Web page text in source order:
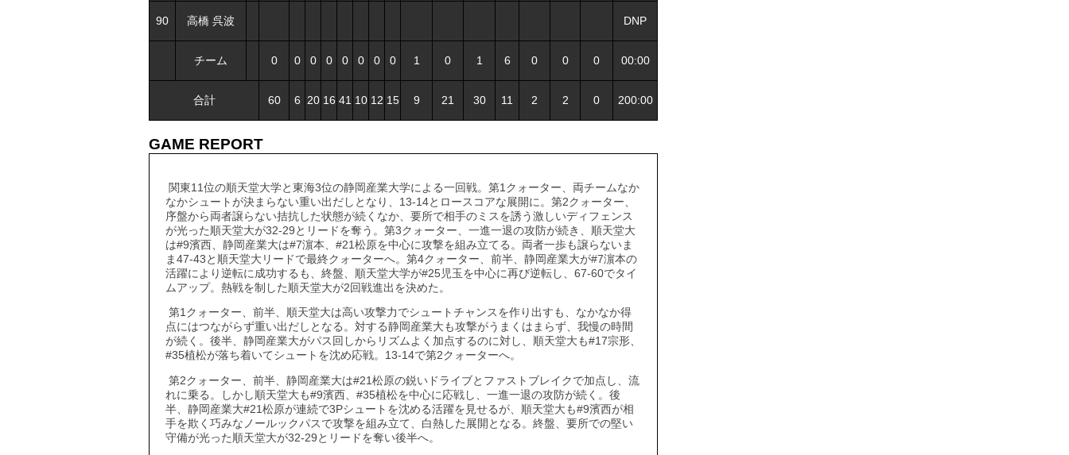
90 高橋 呉波 DNP
チーム 0 0 0 0 0 0 0 0 1 0 1 6 0 0 0 00:00
合計 60 6 20 16 41 10 12 15 9 21 30 11 2 2 0 200:00
GAME REPORT
関東11位の順天堂大学と東海3位の静岡産業大学による一回戦。第1クォーター、両チームなか
なかシュートが決まらない重い出だしとなり、13-14とロースコアな展開に。第2クォーター、
序盤から両者譲らない拮抗した状態が続くなか、要所で相手のミスを誘う激しいディフェンス
が光った順天堂大が32-29とリードを奪う。第3クォーター、一進一退の攻防が続き、順天堂大
は#9濱西、静岡産業大は#7濵本、#21松原を中心に攻撃を組み立てる。両者一歩も譲らないま
ま47-43と順天堂大リードで最終クォーターへ。第4クォーター、前半、静岡産業大が#7濵本の
活躍により逆転に成功するも、終盤、順天堂大学が#25児玉を中心に再び逆転し、67-60でタイ
ムアップ。熱戦を制した順天堂大が2回戦進出を決めた。
第1クォーター、前半、順天堂大は高い攻撃力でシュートチャンスを作り出すも、なかなか得
点にはつながらず重い出だしとなる。対する静岡産業大も攻撃がうまくはまらず、我慢の時間
が続く。後半、静岡産業大がパス回しからリズムよく加点するのに対し、順天堂大も#17宗形、
#35植松が落ち着いてシュートを沈め応戦。13-14で第2クォーターへ。
第2クォーター、前半、静岡産業大は#21松原の鋭いドライブとファストブレイクで加点し、流
れに乗る。しかし順天堂大も#9濱西、#35植松を中心に応戦し、一進一退の攻防が続く。後
半、静岡産業大#21松原が連続で3Pシュートを沈める活躍を見せるが、順天堂大も#9濱西が相
手を欺く巧みなノールックパスで攻撃を組み立て、白熱した展開となる。終盤、要所での堅い
守備が光った順天堂大が32-29とリードを奪い後半へ。